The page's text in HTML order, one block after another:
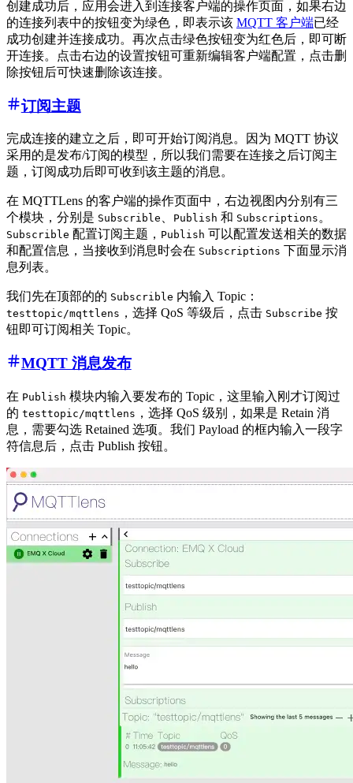
创建成功后，应用会进入到连接客户端的操作页面，如果右边
的连接列表中的按钮变为绿色，即表示该 MQTT 客户端已经
成功创建并连接成功。再次点击绿色按钮变为红色后，即可断
开连接。点击右边的设置按钮可重新编辑客户端配置，点击删
除按钮后可快速删除该连接。
订阅主题
完成连接的建立之后，即可开始订阅消息。因为 MQTT 协议
采用的是发布/订阅的模型，所以我们需要在连接之后订阅主
题，订阅成功后即可收到该主题的消息。
在 MQTTLens 的客户端的操作页面中，右边视图内分别有三
个模块，分别是 Subscrible Publish 和 Subscriptions 。
Subscrible 配置订阅主题， Publish 可以配置发送相关的数据
和配置信息，当接收到消息时会在 Subscriptions 下面显示消
息列表。
我们先在顶部的的 Subscrible 内输入 Topic：
testtopic/mqttlens ，选择 QoS 等级后，点击 Subscribe 按
钮即可订阅相关 Topic。
MQTT 消息发布
在 Publish 模块内输入要发布的 Topic，这里输入刚才订阅过
的 testtopic/mqttlens ，选择 QoS 级别，如果是 Retain 消
息，需要勾选 Retained 选项。我们 Payload 的框内输入一段字
符信息后，点击 Publish 按钮。